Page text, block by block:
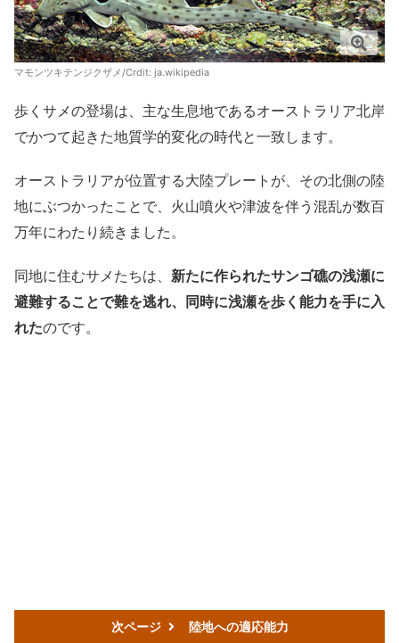
マモンツキテンジクザメ/Crdit: ja.wikipedia
歩くサメの登場は、主な生息地であるオーストラリア北岸
でかつて起きた地質学的変化の時代と一致します。
オーストラリアが位置する大陸プレートが、その北側の陸
地にぶつかったことで、火山噴火や津波を伴う混乱が数百
万年にわたり続きました。
同地に住むサメたちは、 新たに作られたサンゴ礁の浅瀬に
避難することで難を逃れ、同時に浅瀬を歩く能力を手に入
れたのです。
次ページ 陸地への適応能力